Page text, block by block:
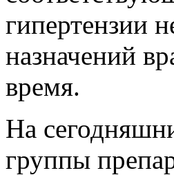
гипертензии
назначений
время.
На
группы